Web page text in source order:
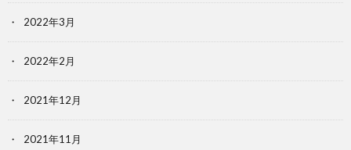
2022年3月
2022年2月
2021年12月
2021年11月